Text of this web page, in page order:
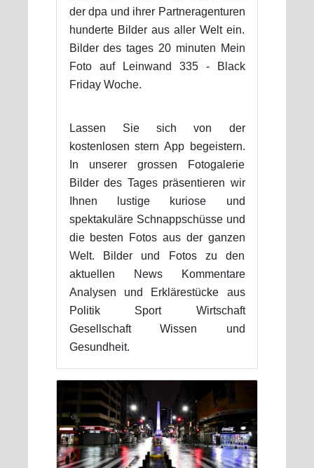
der dpa und ihrer Partneragenturen
hunderte Bilder aus aller Welt ein.
Bilder des tages 20 minuten Mein
Foto auf Leinwand 335 - Black
Friday Woche.
Lassen Sie sich von der
kostenlosen stern App begeistern.
In unserer grossen Fotogalerie
Bilder des Tages präsentieren wir
Ihnen lustige kuriose und
spektakuläre Schnappschüsse und
die besten Fotos aus der ganzen
Welt. Bilder und Fotos zu den
aktuellen News Kommentare
Analysen und Erklärestücke aus
Politik Sport Wirtschaft
Gesellschaft Wissen und
Gesundheit.